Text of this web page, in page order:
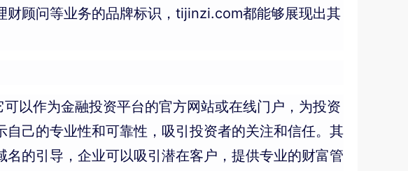
财顾问等业务的品牌标识，tijinzi.com都能够展现出其
以作为金融投资平台的官方网站或在线门户，为投资
己的专业性和可靠性，吸引投资者的关注和信任。其
的引导，企业可以吸引潜在客户，提供专业的财富管